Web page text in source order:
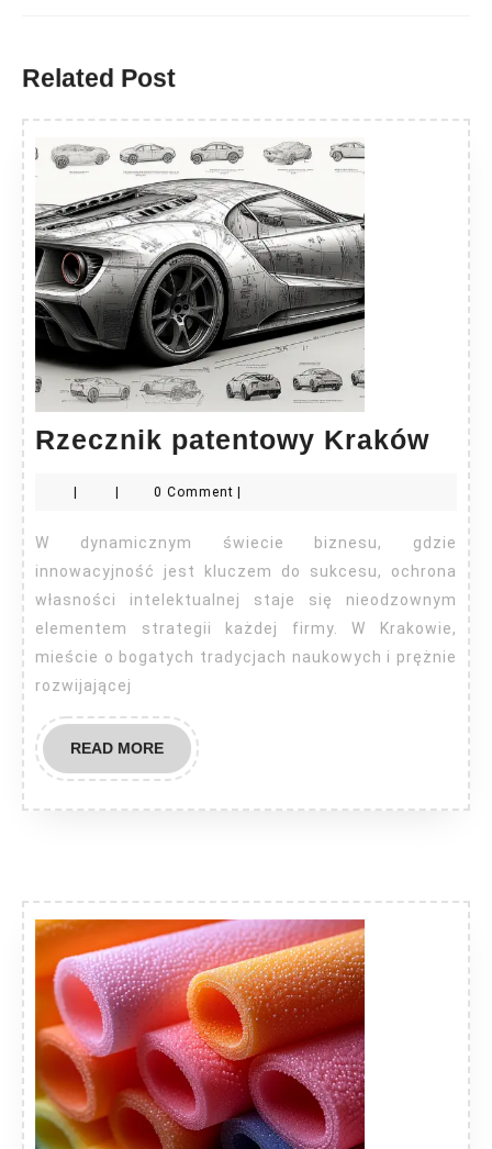
Related Post
Rzecznik patentowy Kraków
0 Comment
W dynamicznym świecie biznesu, gdzie
innowacyjność jest kluczem do sukcesu, ochrona
własności intelektualnej staje się nieodzownym
elementem strategii każdej firmy. W Krakowie,
mieście o bogatych tradycjach naukowych i prężnie
rozwijającej
READ MOREREAD
MORE